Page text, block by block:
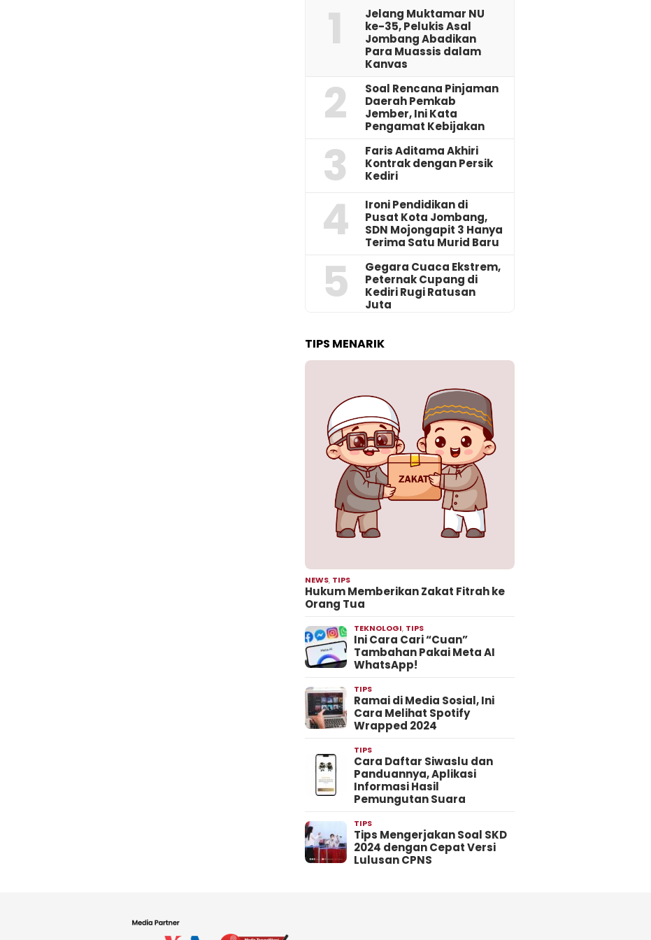
1
Jelang Muktamar NU
ke-35, Pelukis Asal
Jombang Abadikan
Para Muassis dalam
Kanvas
2
‎Soal Rencana Pinjaman
Daerah Pemkab
Jember, Ini Kata
Pengamat Kebijakan ‎
3
Faris Aditama Akhiri
Kontrak dengan Persik
Kediri
4
Ironi Pendidikan di
Pusat Kota Jombang,
SDN Mojongapit 3 Hanya
Terima Satu Murid Baru
5
‎Gegara Cuaca Ekstrem,
Peternak Cupang di
Kediri Rugi Ratusan
Juta
TIPS MENARIK
NEWS, TIPS
Hukum Memberikan Zakat Fitrah ke
Orang Tua
TEKNOLOGI, TIPS
Ini Cara Cari “Cuan”
Tambahan Pakai Meta AI
WhatsApp!
TIPS
Ramai di Media Sosial, Ini
Cara Melihat Spotify
Wrapped 2024
TIPS
Cara Daftar Siwaslu dan
Panduannya, Aplikasi
Informasi Hasil
Pemungutan Suara
TIPS
Tips Mengerjakan Soal SKD
2024 dengan Cepat Versi
Lulusan CPNS